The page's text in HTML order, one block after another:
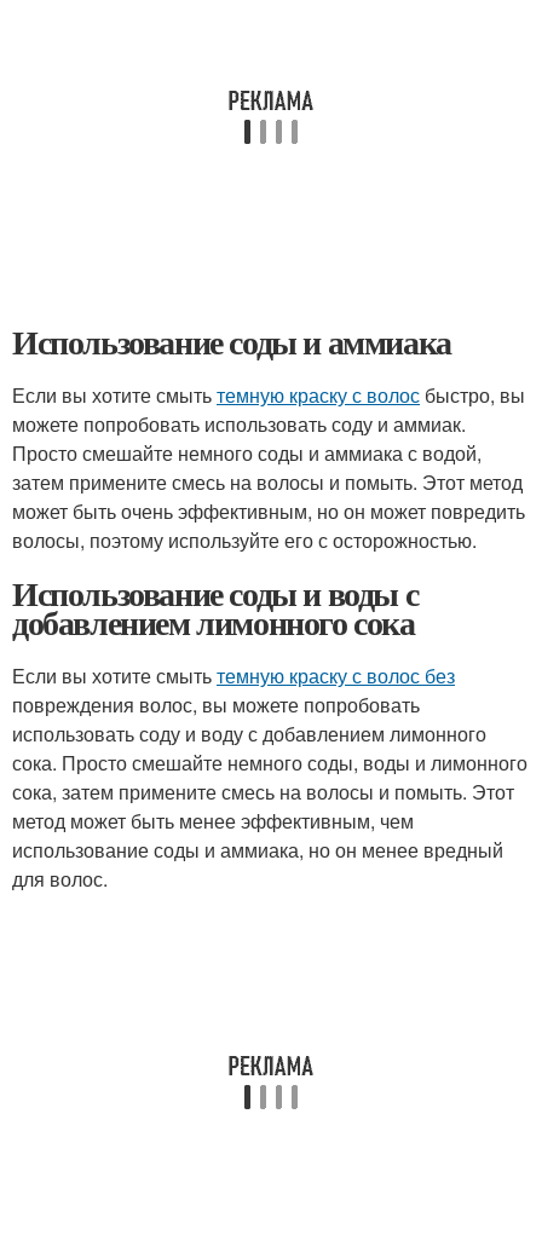
Использование соды и аммиака
Если вы хотите смытьтемную краску с волос быстро, вы
можете попробовать использовать соду и аммиак.
Просто смешайте немного соды и аммиака с водой,
затем примените смесь на волосы и помыть. Этот метод
может быть очень эффективным, но он может повредить
волосы, поэтому используйте его с осторожностью.
Использование соды и воды с
добавлением лимонного сока
Если вы хотите смытьтемную краску с волос без
повреждения волос, вы можете попробовать
использовать соду и воду с добавлением лимонного
сока. Просто смешайте немного соды, воды и лимонного
сока, затем примените смесь на волосы и помыть. Этот
метод может быть менее эффективным, чем
использование соды и аммиака, но он менее вредный
для волос.